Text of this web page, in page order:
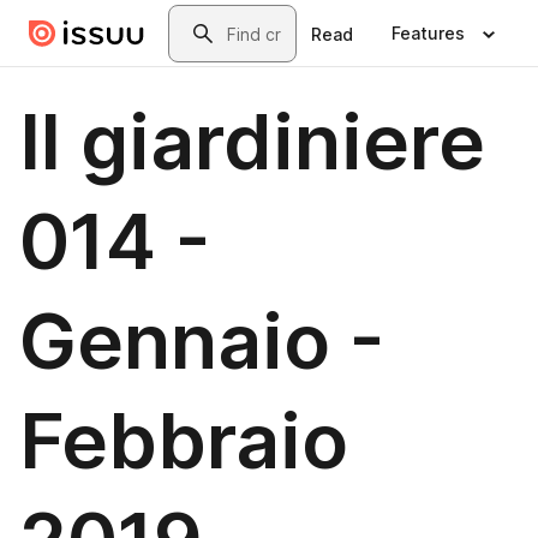
Skip to main contentSearch
Read Features
Il giardiniere
014 -
Gennaio -
Febbraio